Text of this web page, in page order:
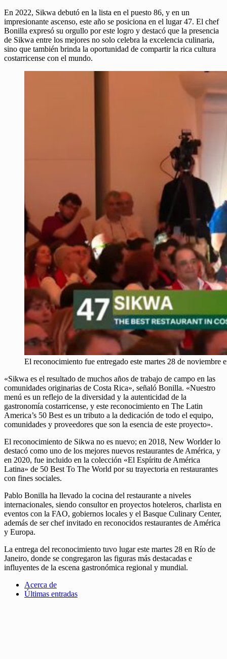
En 2022, Sikwa debutó en la lista en el puesto 86, y en un
impresionante ascenso, este año se posiciona en el lugar 47. El chef
Bonilla expresó su orgullo por este logro y destacó que la presencia
de Sikwa entre los mejores no solo celebra la excelencia culinaria,
sino que también brinda la oportunidad de compartir la rica cultura
costarricense con el mundo.
El reconocimiento fue entregado este martes 28 de noviembre
«Sikwa es el resultado de muchos años de trabajo de campo en las
comunidades originarias de Costa Rica», señaló Bonilla. «Nuestro
menú es un reflejo de la diversidad y la autenticidad de la
gastronomía costarricense, y este reconocimiento en The Latin
America’s 50 Best es un tributo a la dedicación de todo el equipo,
comunidades y proveedores que son la esencia de este proyecto».
El reconocimiento de Sikwa no es nuevo; en 2018, New Worlder lo
destacó como uno de los mejores nuevos restaurantes de América, y
en 2020, fue incluido en la colección «El Espíritu de América
Latina» de 50 Best To The World por su trayectoria en restaurantes
con fines sociales.
Pablo Bonilla ha llevado la cocina del restaurante a niveles
internacionales, siendo consultor en proyectos hoteleros, charlista en
eventos con la FAO, gobiernos locales y el Basque Culinary Center,
además de ser chef invitado en reconocidos restaurantes de América
y Europa.
La entrega del reconocimiento tuvo lugar este martes 28 en Río de
Janeiro, donde se congregaron las figuras más destacadas e
influyentes de la escena gastronómica regional y mundial.
Acerca de
Últimas entradas